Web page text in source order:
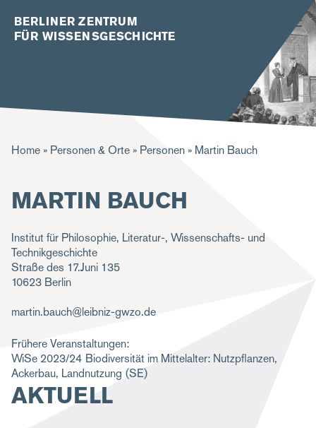
BERLINER ZENTRUM
FÜR WISSENSGESCHICHTE
P
a
n
a
v
i
g
a
t
i
Home Personen & Orte Personen Martin Bauch
MARTIN BAUCH
Institut für Philosophie, Literatur-, Wissenschafts- und
Technikgeschichte
Straße des 17.Juni 135
10623 Berlin
martin.bauch@leibniz-gwzo.de
Frühere Veranstaltungen:
WiSe 2023/24 Biodiversität im Mittelalter: Nutzpflanzen,
Ackerbau, Landnutzung (SE)
AKTUELL